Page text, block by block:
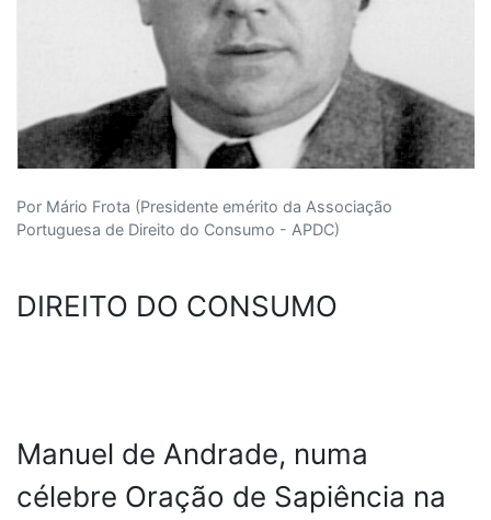
Por Mário Frota (Presidente emérito da Associação
Portuguesa de Direito do Consumo - APDC)
DIREITO DO CONSUMO
Manuel de Andrade, numa
célebre Oração de Sapiência na